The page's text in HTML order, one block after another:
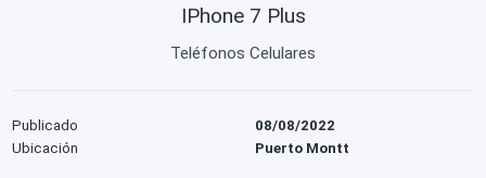
IPhone 7 Plus
Teléfonos Celulares
Publicado
08/08/2022
Ubicación
Puerto Montt